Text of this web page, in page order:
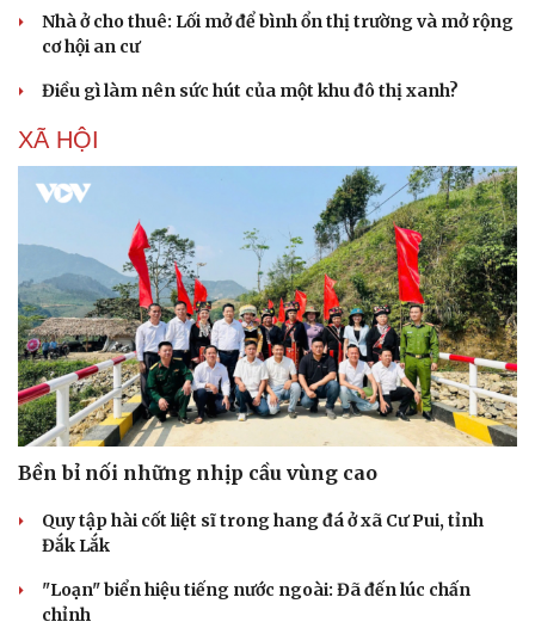
Nhà ở cho thuê: Lối mở để bình ổn thị trường và mở rộng
cơ hội an cư
Điều gì làm nên sức hút của một khu đô thị xanh?
XÃ HỘI
Bền bỉ nối những nhịp cầu vùng cao
Quy tập hài cốt liệt sĩ trong hang đá ở xã Cư Pui, tỉnh
Đắk Lắk
"Loạn" biển hiệu tiếng nước ngoài: Đã đến lúc chấn
chỉnh